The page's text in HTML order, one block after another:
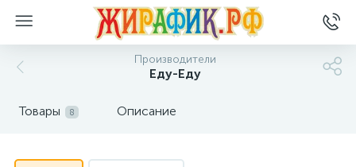
Производители
Еду-Еду
Товары 8 Описание